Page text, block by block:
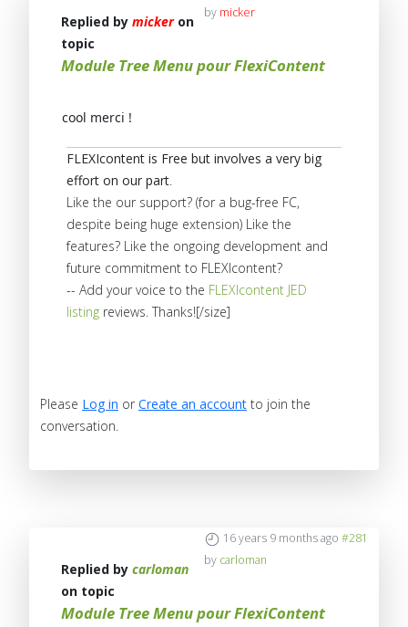
by micker
Replied by mickeron
topic
Module Tree Menu pour FlexiContent
cool merci !
FLEXIcontent is Free but involves a very big
effort on our part.
Like the our support? (for a bug-free FC,
despite being huge extension) Like the
features? Like the ongoing development and
future commitment to FLEXIcontent?
-- Add your voice to the FLEXIcontent JED
listing reviews. Thanks![/size]
Please Log in or Create an account to join the
conversation.
16 years 9 months ago #281
by carloman
Replied by carloman
on topic
Module Tree Menu pour FlexiContent